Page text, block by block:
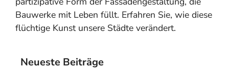
Bauwerke mit Leben füllt. Erfahren Sie, wie diese
flüchtige Kunst unsere Städte verändert.
Neueste Beiträge